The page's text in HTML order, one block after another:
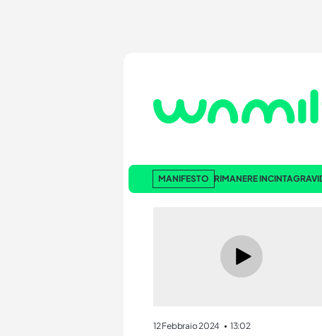
MANIFESTO RIMANERE INCINTA
12 Febbraio 2024 13:02